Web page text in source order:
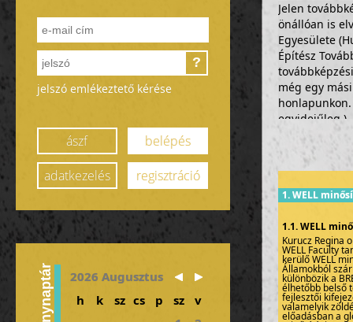
?
jelszó emlékeztető kérése
ászf
belépés
adatkezelés
regisztráció
2026 Augusztus
h
k sz cs p sz
v
Jelen
önállóan is
Egyesülete
Építész
még egy
egyidejűleg.)
Részvételi
1. WELL
1.1. WELL
Kurucz Regina
WELL Faculty
kerülő WELL
Államokból
különbözik a
élhetőbb belső
fejlesztői
valamelyik
előadásban a